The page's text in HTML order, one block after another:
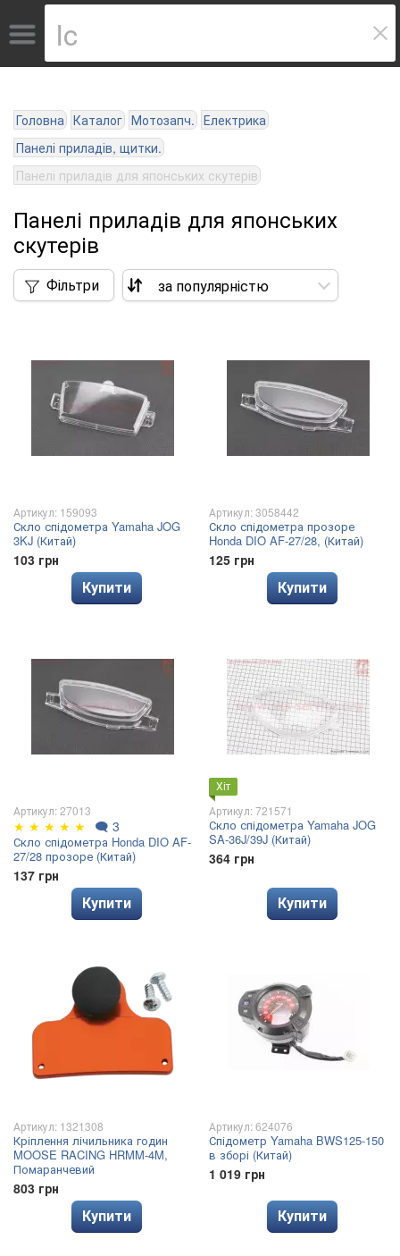
Головна Каталог Мотозапч. Електрика
Панелі приладів, щитки.
Панелі приладів для японських скутерів
Панелі приладів для японських
скутерів
Фільтри
Артикул: 159093
Скло спідометра Yamaha JOG
3KJ (Китай)
103 грн
Купити
Артикул: 3058442
Скло спідометра прозоре
Honda DIO AF-27/28, (Китай)
125 грн
Купити
Артикул: 27013
★ ★ ★ ★ ★ 🗨 3
Скло спідометра Honda DIO AF-
27/28 прозоре (Китай)
137 грн
Купити
Хіт
Артикул: 721571
Скло спідометра Yamaha JOG
SA-36J/39J (Китай)
364 грн
Купити
Артикул: 1321308
Кріплення лічильника годин
MOOSE RACING HRMM-4M,
Помаранчевий
803 грн
Купити
Артикул: 624076
Спідометр Yamaha BWS125-150
в зборі (Китай)
1 019 грн
Купити